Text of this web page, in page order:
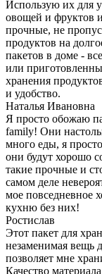
Использую их для
овощей и фруктов
прочные, не
продуктов на
пакетов в доме -
или
хранения
и удобство.
Наталья Ивановна
Я просто обожаю
family! Они
много еды, я
они будут хорошо
такие прочные и
самом деле
мое повседневное
кухню без них!
Ростислав
Этот пакет для
незаменимая вещь
позволяет мне
Качество